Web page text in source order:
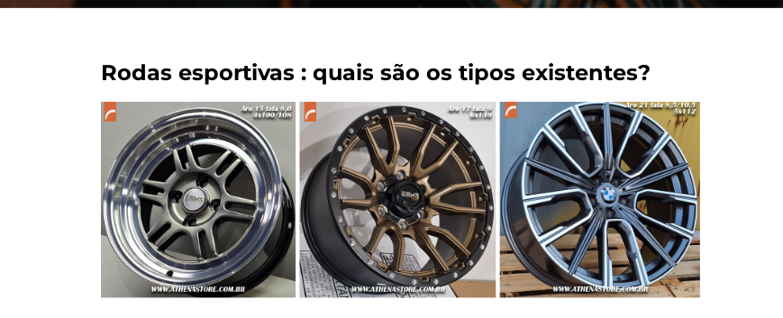
Rodas esportivas : quais são os tipos existentes?